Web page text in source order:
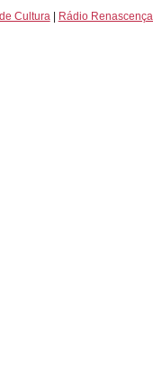
Cultura | Rádio Renascença